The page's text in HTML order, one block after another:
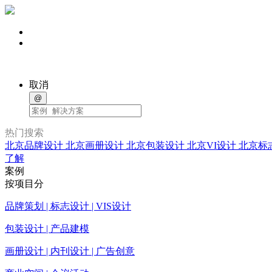
取消
@
热门搜索
北京品牌设计 北京画册设计 北京包装设计 北京VI设计 北京标
了解
案例
按项目分
品牌策划 | 标志设计 | VIS设计
包装设计 | 产品建模
画册设计 | 内刊设计 | 广告创意